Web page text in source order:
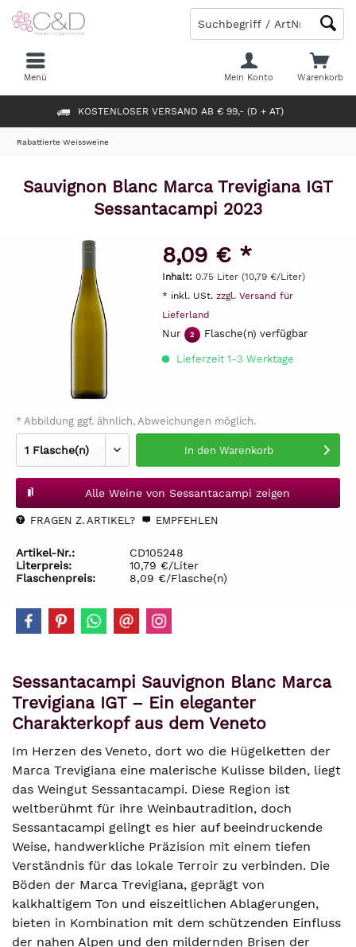
KOSTENLOSER VERSAND AB € 99,- (D + AT)
Warenkorb
Mein Konto
Menü
Rabattierte Weissweine
Sauvignon Blanc Marca Trevigiana IGT
Sessantacampi 2023
8,09 € *
Inhalt: 0.75 Liter (10,79 €/Liter)
* inkl. USt. zzgl. Versand für
Lieferland
Nur 2 Flasche(n) verfügbar
Lieferzeit 1-3 Werktage
* Abbildung ggf. ähnlich, Abweichungen möglich.
In den Warenkorb
Alle Weine von Sessantacampi zeigen
FRAGEN Z. ARTIKEL? EMPFEHLEN
Artikel-Nr.:
CD105248
Literpreis:
10,79 €/Liter
Flaschenpreis:
8,09 €/Flasche(n)
Sessantacampi Sauvignon Blanc Marca
Trevigiana IGT – Ein eleganter
Charakterkopf aus dem Veneto
Im Herzen des Veneto, dort wo die Hügelketten der
Marca Trevigiana eine malerische Kulisse bilden, liegt
das Weingut Sessantacampi. Diese Region ist
weltberühmt für ihre Weinbautradition, doch
Sessantacampi gelingt es hier auf beeindruckende
Weise, handwerkliche Präzision mit einem tiefen
Verständnis für das lokale Terroir zu verbinden. Die
Böden der Marca Trevigiana, geprägt von
kalkhaltigem Ton und eiszeitlichen Ablagerungen,
bieten in Kombination mit dem schützenden Einfluss
der nahen Alpen und den mildernden Brisen der